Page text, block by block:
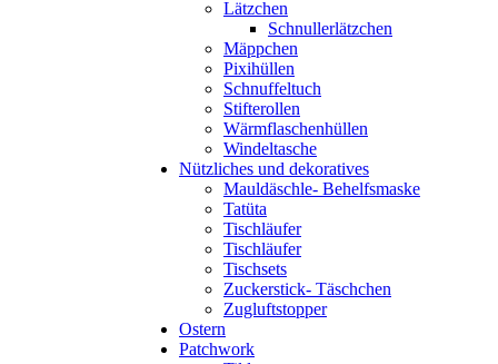
Lätzchen
Schnullerlätzchen
Mäppchen
Pixihüllen
Schnuffeltuch
Stifterollen
Wärmflaschenhüllen
Windeltasche
Nützliches und dekoratives
Mauldäschle- Behelfsmaske
Tatüta
Tischläufer
Tischläufer
Tischsets
Zuckerstick- Täschchen
Zugluftstopper
Ostern
Patchwork